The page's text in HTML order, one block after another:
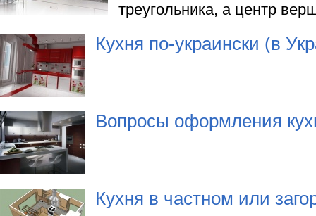
треугольника, а центр
Кухня по-украински (в
Вопросы оформления
Кухня в частном или